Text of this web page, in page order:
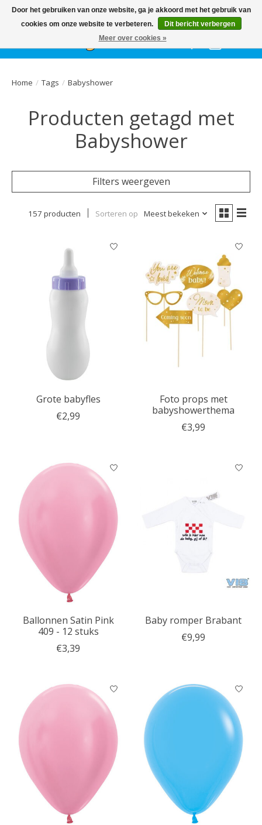
HetGEHELE jaar, grote collectie feestkleding & accessoires |
Ballonnen | Schmink | Bedrukking | Altijd gratis parkeren
Verlanglijst
Home / Tags / Babyshower
Producten getagd met
Babyshower
Filters weergeven
157 producten Sorteren op Meest bekeken
Grote babyfles
€2,99
Foto props met
babyshowerthema
€3,99
Ballonnen Satin Pink
409 - 12 stuks
€3,39
Baby romper Brabant
€9,99
Door het gebruiken van onze website, ga je akkoord met het gebruik van
cookies om onze website te verbeteren.
Dit bericht verbergen
Meer over cookies »